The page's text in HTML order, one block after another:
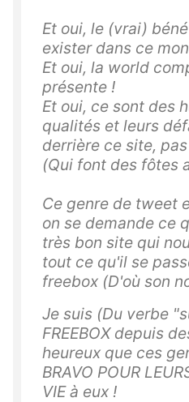
Et oui, le (vrai)
exister dans ce
Et oui, la world
présente !
Et oui, ce sont des
qualités et leurs
derrière ce site,
(Qui font des fôtes
Ce genre de tweet
on se demande ce
très bon site qui
tout ce qu'il se
freebox (D'où son
Je suis (Du verbe
FREEBOX depuis
heureux que ces
BRAVO POUR
VIE à eux !